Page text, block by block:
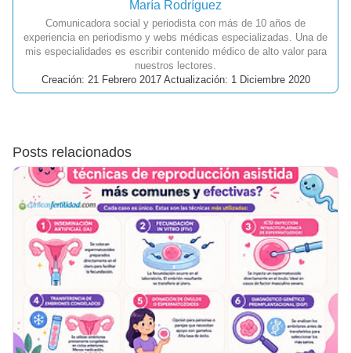
María Rodríguez
Comunicadora social y periodista con más de 10 años de
experiencia en periodismo y webs médicas especializadas. Una de
mis especialidades es escribir contenido médico de alto valor para
nuestros lectores.
Creación: 21 Febrero 2017 Actualización: 1 Diciembre 2020
Posts relacionados